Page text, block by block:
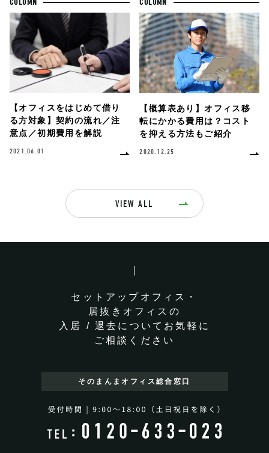
COLUMN
【オフィスをはじめて借り
る方対象】契約の流れ／注
意点／初期費用を解説
2021.06.01
COLUMN
【概算表あり】オフィス移
転にかかる費用は？コスト
を抑える方法もご紹介
2020.12.25
VIEW ALL
セットアップオフィス・
居抜きオフィスの
入居 / 退去についてお気軽に
ご相談ください
そのまんまオフィス 総合窓口